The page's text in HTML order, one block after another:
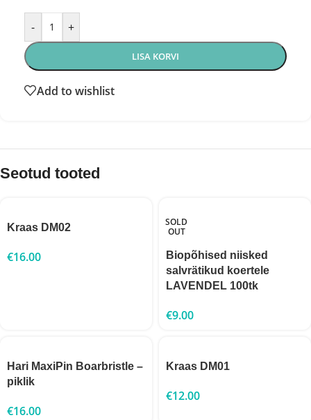
- +
LISA KORVI
Add to wishlist
Seotud tooted
Kraas DM02
€16.00
SOLD
OUT
Biopõhised niisked
salvrätikud koertele
LAVENDEL 100tk
€9.00
Hari MaxiPin Boarbristle –
piklik
€16.00
Kraas DM01
€12.00